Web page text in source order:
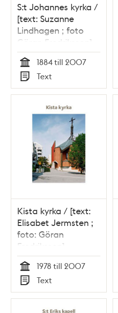
S:t Johannes kyrka /
[text: Suzanne
Lindhagen ; foto
Göran Fredriksson]
Tid
1884 till 2007
Typ
Text
Kista kyrka / [text:
Elisabet Jermsten ;
foto: Göran
Fredriksson]
Tid
1978 till 2007
Typ
Text